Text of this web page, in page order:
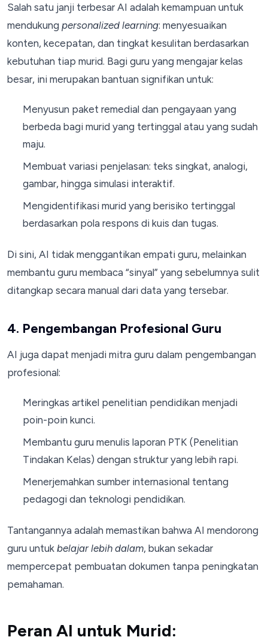
Salah satu janji terbesar AI adalah kemampuan untuk
mendukung personalized learning: menyesuaikan
konten, kecepatan, dan tingkat kesulitan berdasarkan
kebutuhan tiap murid. Bagi guru yang mengajar kelas
besar, ini merupakan bantuan signifikan untuk:
Menyusun paket remedial dan pengayaan yang
berbeda bagi murid yang tertinggal atau yang sudah
maju.
Membuat variasi penjelasan: teks singkat, analogi,
gambar, hingga simulasi interaktif.
Mengidentifikasi murid yang berisiko tertinggal
berdasarkan pola respons di kuis dan tugas.
Di sini, AI tidak menggantikan empati guru, melainkan
membantu guru membaca “sinyal” yang sebelumnya sulit
ditangkap secara manual dari data yang tersebar.
4. Pengembangan Profesional Guru
AI juga dapat menjadi mitra guru dalam pengembangan
profesional:
Meringkas artikel penelitian pendidikan menjadi
poin-poin kunci.
Membantu guru menulis laporan PTK (Penelitian
Tindakan Kelas) dengan struktur yang lebih rapi.
Menerjemahkan sumber internasional tentang
pedagogi dan teknologi pendidikan.
Tantangannya adalah memastikan bahwa AI mendorong
guru untuk belajar lebih dalam, bukan sekadar
mempercepat pembuatan dokumen tanpa peningkatan
pemahaman.
Peran AI untuk Murid: